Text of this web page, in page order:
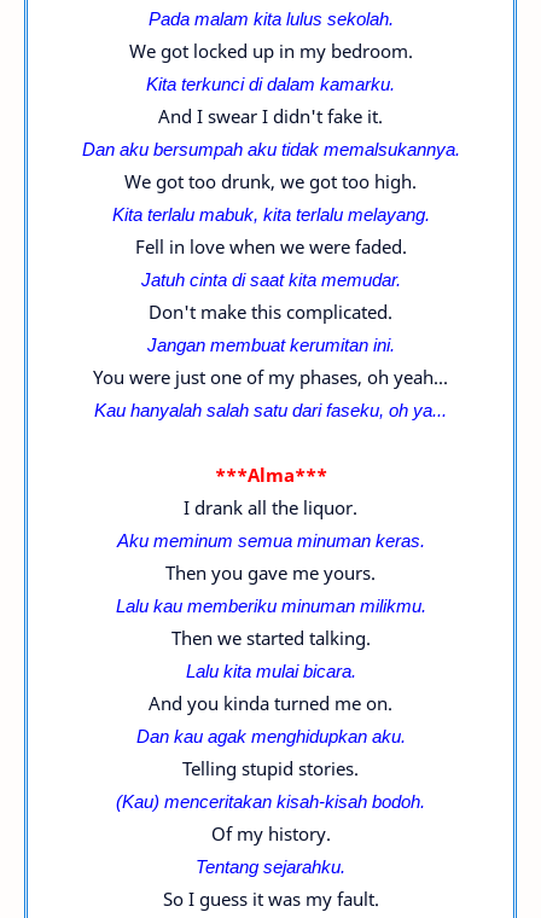
Pada malam kita lulus sekolah.
We got locked up in my bedroom.
Kita terkunci di dalam kamarku.
And I swear I didn't fake it.
Dan aku bersumpah aku tidak memalsukannya.
We got too drunk, we got too high.
Kita terlalu mabuk, kita terlalu melayang.
Fell in love when we were faded.
Jatuh cinta di saat kita memudar.
Don't make this complicated.
Jangan membuat kerumitan ini.
You were just one of my phases, oh yeah...
Kau hanyalah salah satu dari faseku, oh ya...
***Alma***
I drank all the liquor.
Aku meminum semua minuman keras.
Then you gave me yours.
Lalu kau memberiku minuman milikmu.
Then we started talking.
Lalu kita mulai bicara.
And you kinda turned me on.
Dan kau agak menghidupkan aku.
Telling stupid stories.
(Kau) menceritakan kisah-kisah bodoh.
Of my history.
Tentang sejarahku.
So I guess it was my fault.